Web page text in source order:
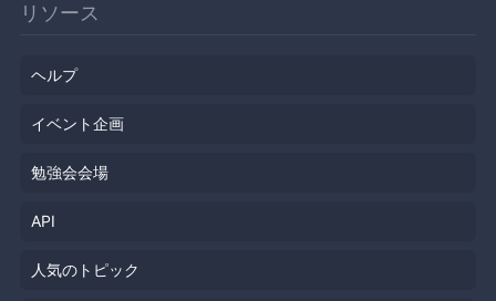
リソース
ヘルプ
イベント企画
勉強会会場
API
人気のトピック